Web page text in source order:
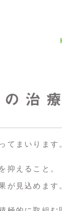
アイ
治
てまいります
抑えること。
が見込めます